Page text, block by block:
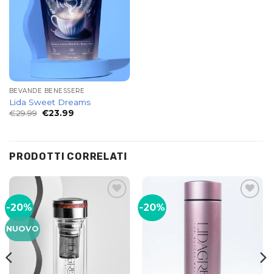
BEVANDE BENESSERE
Lida Sweet Dreams
€29.99 Il
€23.99Il
PRODOTTI CORRELATI
-20%
NUOVO
-20%